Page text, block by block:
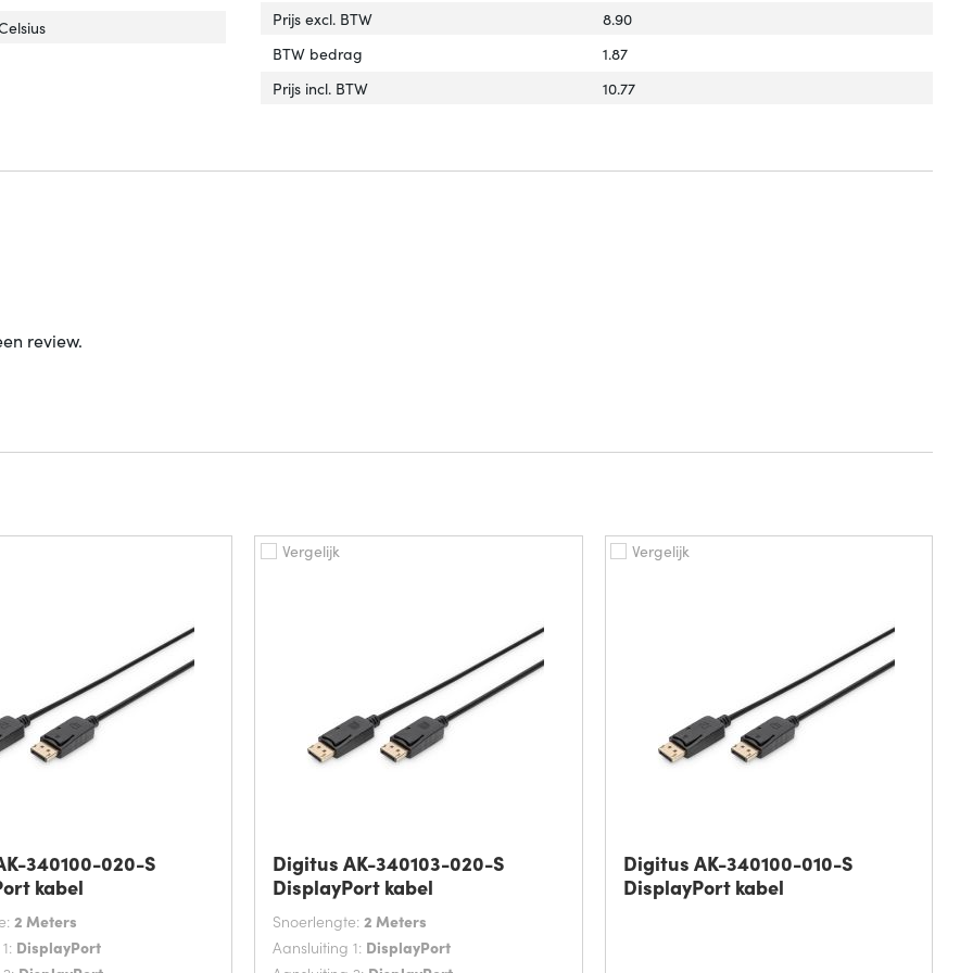
(T-T)'
'Bedrijfstemperatuur (T-T)' Prijs excl. BTW
8.90
BTW bedrag
1.87
Prijs incl. BTW
10.77
review.
340100-020-S
kabel
2 Meters
DisplayPort
Vergelijk
Digitus AK-340103-020-S
DisplayPort kabel
Snoerlengte: 2 Meters
Aansluiting 1: DisplayPort
Vergelijk
Digitus AK-340100-010-S
DisplayPort kabel